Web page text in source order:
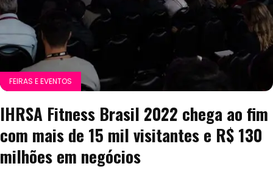
FEIRAS E EVENTOS
IHRSA Fitness Brasil 2022 chega ao fim
com mais de 15 mil visitantes e R$ 130
milhões em negócios